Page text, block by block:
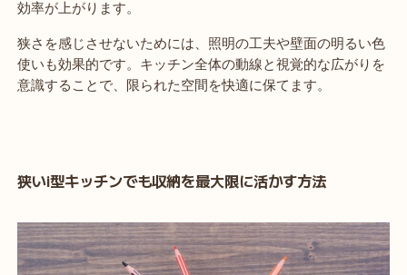
効率が上がります。
狭さを感じさせないためには、照明の工夫や壁面の明るい色
使いも効果的です。キッチン全体の動線と視覚的な広がりを
意識することで、限られた空間を快適に保てます。
狭いi型キッチンでも収納を最大限に活かす方法